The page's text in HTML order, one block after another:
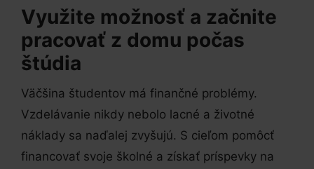
Využite možnosť a začnite
pracovať z domu počas
štúdia
Väčšina študentov má finančné problémy.
Vzdelávanie nikdy nebolo lacné a životné
náklady sa naďalej zvyšujú. S cieľom pomôcť
financovať svoje školné a získať príspevky na